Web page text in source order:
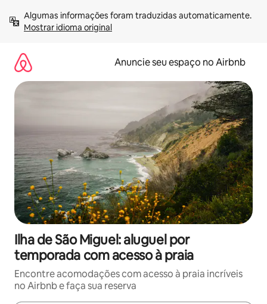
para
Mostrar idioma original
Anuncie seu espaço no Airbnb
Ilha de São Miguel: aluguel por
temporada com acesso à praia
Encontre acomodações com acesso à praia incríveis
no Airbnb e faça sua reserva